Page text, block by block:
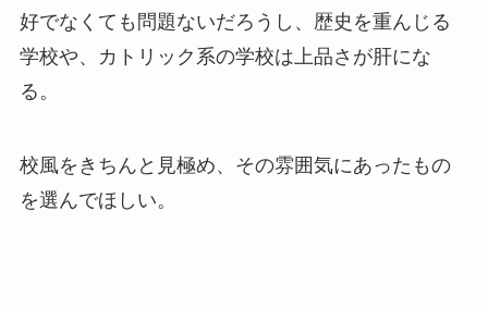
好でなくても問題ないだろうし、歴史を重んじる
学校や、カトリック系の学校は上品さが肝にな
る。
校風をきちんと見極め、その雰囲気にあったもの
を選んでほしい。